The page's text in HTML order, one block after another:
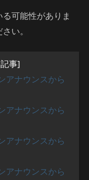
可能性がありま
い。
事]
アナウンスから
アナウンスから
アナウンスから
アナウンスから